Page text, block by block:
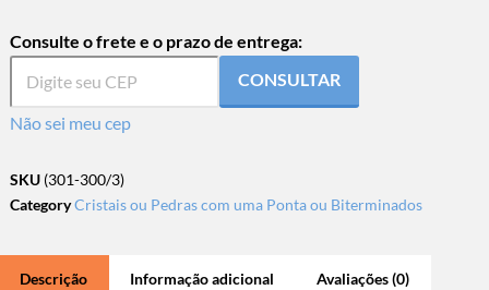
Consulte o frete e o prazo de entrega:
CONSULTAR
Não sei meu cep
SKU (301-300/3)
CategoryCristais ou Pedras com uma Ponta ou Biterminados
Descrição Informação adicional Avaliações (0)